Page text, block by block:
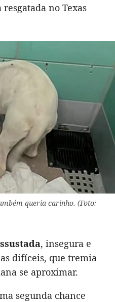
no Texas
queria carinho. (Foto:
, insegura e
difíceis, que tremia
se aproximar.
segunda chance